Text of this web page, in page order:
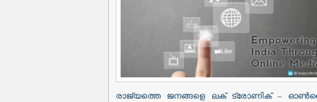
രാജ്യത്തെ ജനങ്ങളെ ലക് ട്രോണിക് –